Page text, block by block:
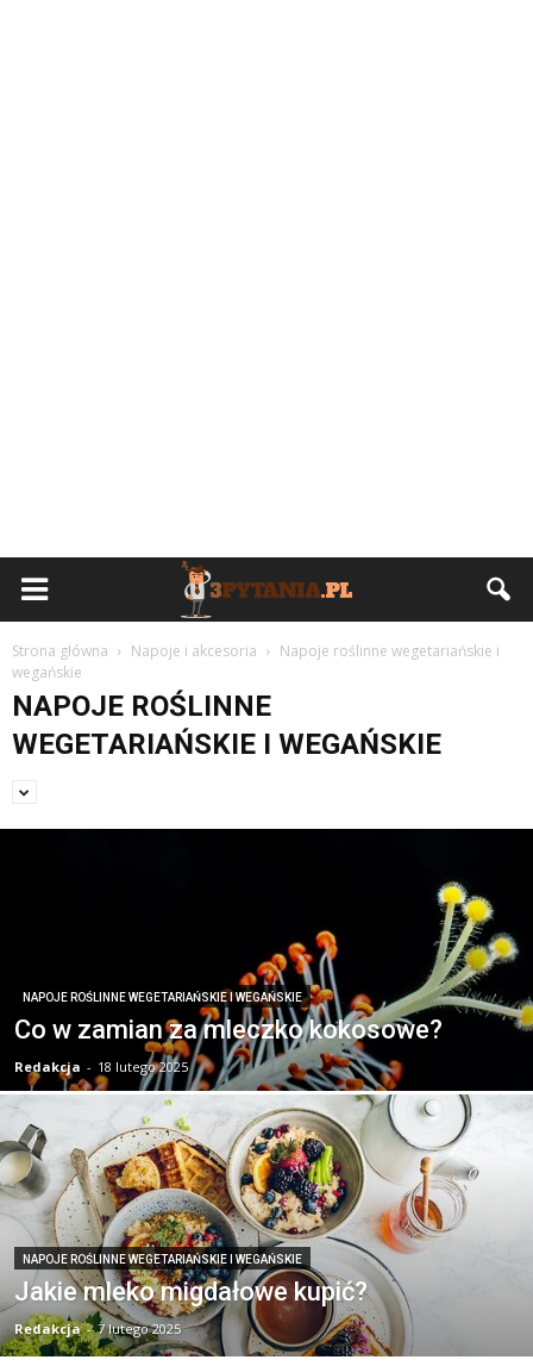
Strona główna Napoje i akcesoria
Napoje roślinne wegetariańskie i
wegańskie
NAPOJE ROŚLINNE
WEGETARIAŃSKIE I WEGAŃSKIE
NAPOJE ROŚLINNE WEGETARIAŃSKIE I WEGAŃSKIE
Co w zamian za mleczko kokosowe?
Redakcja - 18 lutego 2025
NAPOJE ROŚLINNE WEGETARIAŃSKIE I WEGAŃSKIE
Jakie mleko migdałowe kupić?
Redakcja - 7 lutego 2025